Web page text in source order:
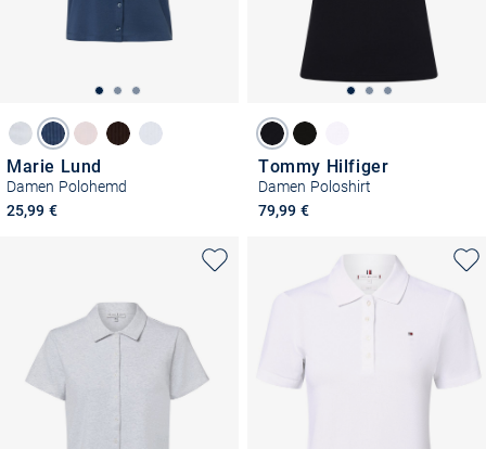
Marie Lund
Damen Polohemd
25,99 €
Tommy Hilfiger
Damen Poloshirt
79,99 €